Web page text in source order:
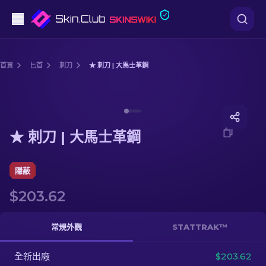
狙擊步槍
手套
武器箱
其他
首頁 匕首 刺刀 ★ 刺刀 | 大馬士革鋼
★ 刺刀 | 大馬士革鋼
隱蔽
$203.62
常規外觀 STATTRAK™
全新出廠 $203.62